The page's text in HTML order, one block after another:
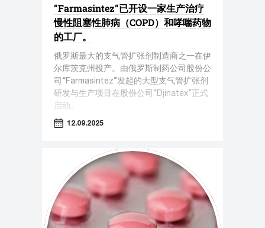
“Farmasintez”已开设一家生产治疗
慢性阻塞性肺病（COPD）和哮喘药物
的工厂。
俄罗斯最大的支气管扩张剂制造商之一在伊
尔库茨克州投产。由俄罗斯制药公司股份公
司“Farmasintez”发起的大型支气管扩张剂
研发与生产项目在股份公司“Djinatex”正式
启动。
12.09.2025